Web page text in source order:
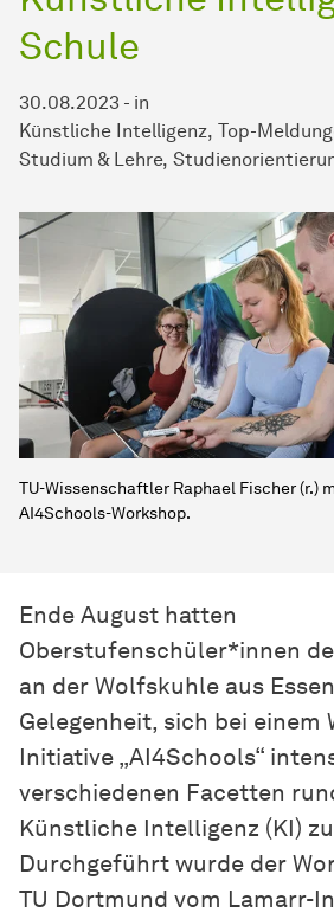
Schule
30.08.2023 - in
Künstliche Intelligenz Top-
Studium & Lehre
TU-Wissenschaftler Raphael Fischer (r.)
AI4Schools-Workshop.
Ende August hatten
Oberstufenschüler*innen
an der Wolfskuhle aus
Gelegenheit, sich bei einem
Initiative „AI4Schools“
verschiedenen Facetten
Künstliche Intelligenz (KI)
Durchgeführt wurde der
TU Dortmund vom Lamarr-